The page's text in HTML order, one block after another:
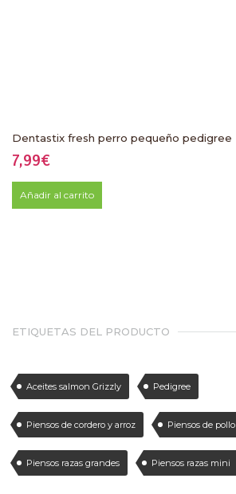
Dentastix fresh perro pequeño pedigree
7,99€
Añadir al carrito
ETIQUETAS DEL PRODUCTO
Aceites salmon Grizzly Pedigree
Piensos de cordero y arroz Piensos de pollo
Piensos razas grandes Piensos razas mini